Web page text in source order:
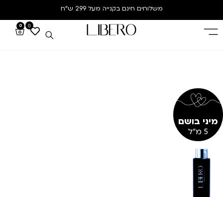
משלוחים חינם בקנייה מעל 299 ש”ח
0
0
מיני בושם
5 מ"ל